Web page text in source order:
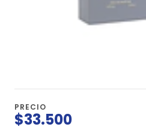
PRECIO
$33.500